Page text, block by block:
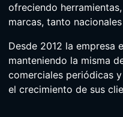
ofreciendo
marcas, tanto
Desde 2012 la empresa
manteniendo la misma
comerciales periódicas
el crecimiento de sus